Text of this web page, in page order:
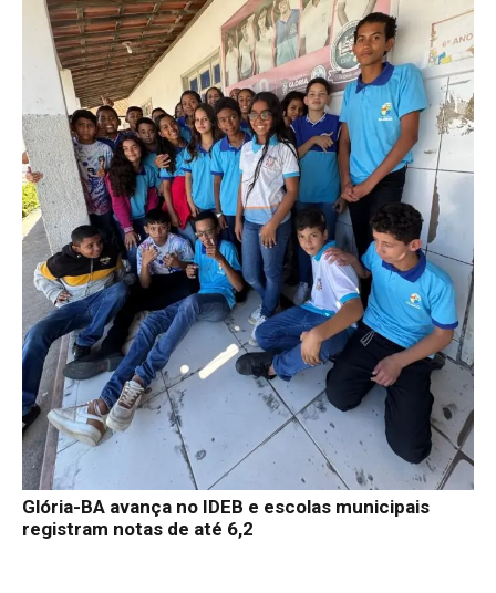
Glória-BA avança no IDEB e escolas municipais
registram notas de até 6,2